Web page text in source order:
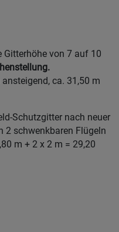
Gitterhöhe von 7 auf 10
ca. 31,50 m
Schutzgitter nach neuer
2 schwenkbaren Flügeln
m + 2 x 2 m = 29,20